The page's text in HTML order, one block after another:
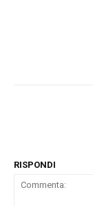
RISPONDI